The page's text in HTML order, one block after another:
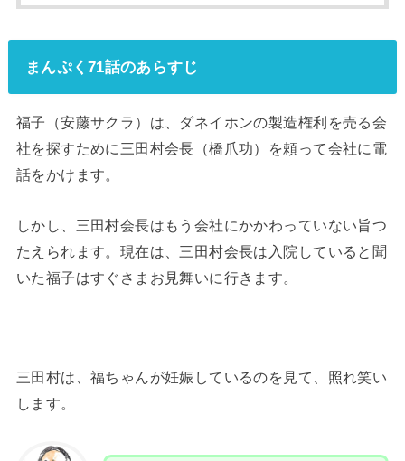
まんぷく71話のあらすじ
福子（安藤サクラ）は、ダネイホンの製造権利を売る会
社を探すために三田村会長（橋爪功）を頼って会社に電
話をかけます。
しかし、三田村会長はもう会社にかかわっていない旨つ
たえられます。現在は、三田村会長は入院していると聞
いた福子はすぐさまお見舞いに行きます。
三田村は、福ちゃんが妊娠しているのを見て、照れ笑い
します。